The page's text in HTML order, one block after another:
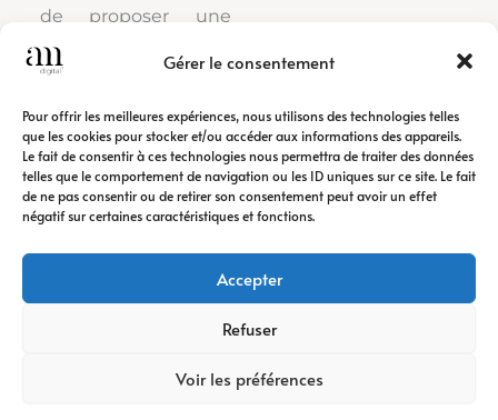
Gérer le consentement
Pour offrir les meilleures expériences, nous utilisons des technologies telles
que les cookies pour stocker et/ou accéder aux informations des appareils.
Le fait de consentir à ces technologies nous permettra de traiter des données
telles que le comportement de navigation ou les ID uniques sur ce site. Le fait
de ne pas consentir ou de retirer son consentement peut avoir un effet
négatif sur certaines caractéristiques et fonctions.
Accepter
Refuser
Voir les préférences
de proposer une
expérience digitale
professionnelle,
attentes des
internautes et
optimisée pour les
moteurs de
améliore sa visibilité